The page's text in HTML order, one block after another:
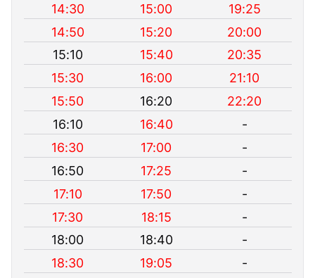
14:30
15:00
19:25
14:50
15:20
20:00
15:10
15:40
20:35
15:30
16:00
21:10
15:50
16:20
22:20
16:10
16:40
-
16:30
17:00
-
16:50
17:25
-
17:10
17:50
-
17:30
18:15
-
18:00
18:40
-
18:30
19:05
-